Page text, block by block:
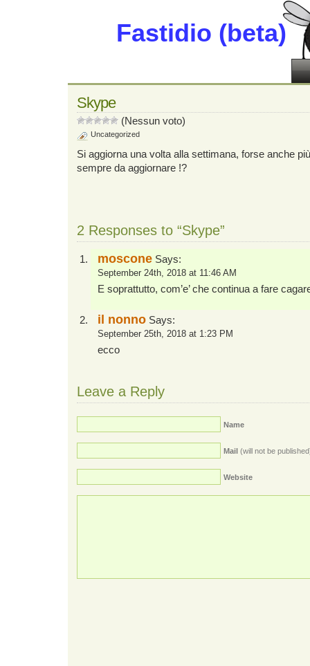
Fastidio (beta)
Skype
(Nessun voto)
Uncategorized
Si aggiorna una volta alla settimana, forse anche
sempre da aggiornare !?
2 Responses to “Skype”
moscone Says:
September 24th, 2018 at 11:46 AM
E soprattutto, com’e’ che continua a fare
il nonno Says:
September 25th, 2018 at 1:23 PM
ecco
Leave a Reply
Name
Mail (will not be
Website